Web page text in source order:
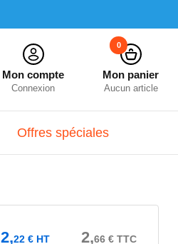
Mon compte
Connexion
Mon panier
Aucun article
0
Offres spéciales
2,22€HT 2,66 € TTC